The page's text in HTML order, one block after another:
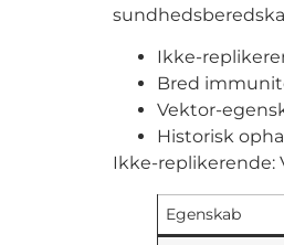
Ikke-
Bred
Vektor-
Historisk
Ikke-replikerende:
Egenskab